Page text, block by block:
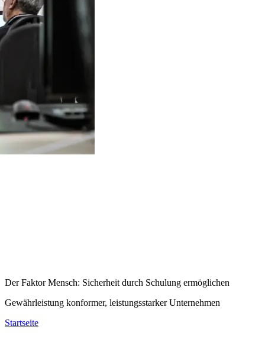
Der Faktor Mensch: Sicherheit durch Schulung ermöglichen
Gewährleistung konformer, leistungsstarker Unternehmen
Startseite